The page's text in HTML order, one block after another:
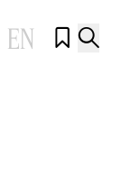
EN  